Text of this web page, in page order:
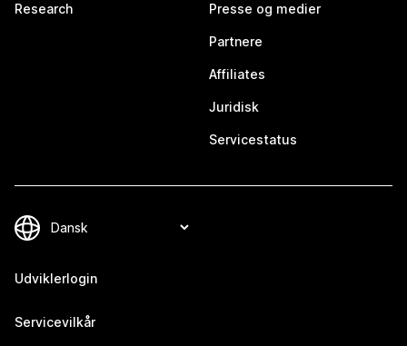
Research Presse og medier
Partnere
Affiliates
Juridisk
Servicestatus
Udviklerlogin
Servicevilkår